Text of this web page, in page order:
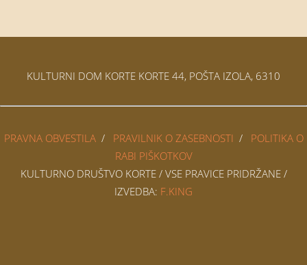
KULTURNI DOM KORTE KORTE 44, POŠTA IZOLA, 6310
PRAVNA OBVESTILA/ PRAVILNIK O ZASEBNOSTI / POLITIKA O
RABI PIŠKOTKOV
KULTURNO DRUŠTVO KORTE / VSE PRAVICE PRIDRŽANE /
IZVEDBA: F.KING